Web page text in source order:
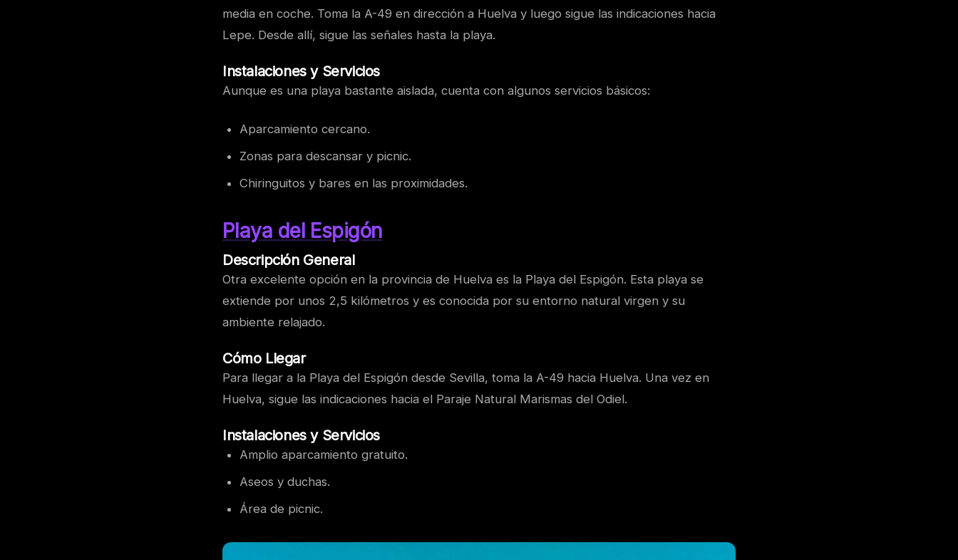
media en coche. Toma la A-49 en dirección a Huelva y luego sigue las indicaciones hacia
Lepe. Desde allí, sigue las señales hasta la playa.
Instalaciones y Servicios
Aunque es una playa bastante aislada, cuenta con algunos servicios básicos:
Aparcamiento cercano.
Zonas para descansar y picnic.
Chiringuitos y bares en las proximidades.
Playa del Espigón
Descripción General
Otra excelente opción en la provincia de Huelva es la Playa del Espigón. Esta playa se
extiende por unos 2,5 kilómetros y es conocida por su entorno natural virgen y su
ambiente relajado.
Cómo Llegar
Para llegar a la Playa del Espigón desde Sevilla, toma la A-49 hacia Huelva. Una vez en
Huelva, sigue las indicaciones hacia el Paraje Natural Marismas del Odiel.
Instalaciones y Servicios
Amplio aparcamiento gratuito.
Aseos y duchas.
Área de picnic.